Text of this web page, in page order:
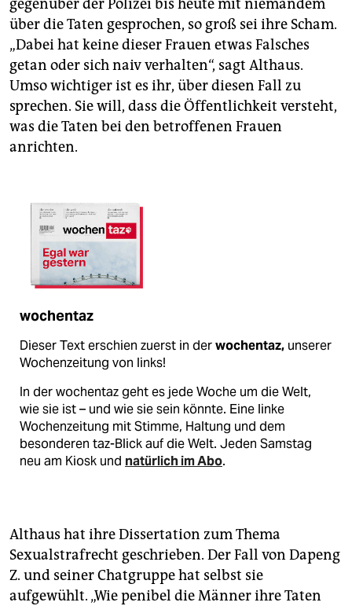
gegenüber der Polizei bis heute mit niemandem
über die Taten gesprochen, so groß sei ihre Scham.
„Dabei hat keine dieser Frauen etwas Falsches
getan oder sich naiv verhalten“, sagt Althaus.
Umso wichtiger ist es ihr, über diesen Fall zu
sprechen. Sie will, dass die Öffentlichkeit versteht,
was die Taten bei den betroffenen Frauen
anrichten.
wochentaz
Dieser Text erschien zuerst in derwochentaz, unserer
Wochenzeitung von links!
In der wochentaz geht es jede Woche um die Welt,
wie sie ist – und wie sie sein könnte. Eine linke
Wochenzeitung mit Stimme, Haltung und dem
besonderen taz-Blick auf die Welt. Jeden Samstag
neu am Kiosk und natürlich im Abo.
Althaus hat ihre Dissertation zum Thema
Sexualstrafrecht geschrieben. Der Fall von Dapeng
Z. und seiner Chatgruppe hat selbst sie
aufgewühlt. „Wie penibel die Männer ihre Taten